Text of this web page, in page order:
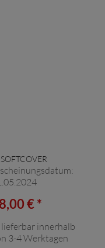
SOFTCOVER
€ *
lieferbar innerhalb
3-4 Werktagen